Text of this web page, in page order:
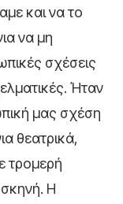
και να το
να μη
σχέσεις
Ήταν
μας σχέση
θεατρικά,
τρομερή
Η